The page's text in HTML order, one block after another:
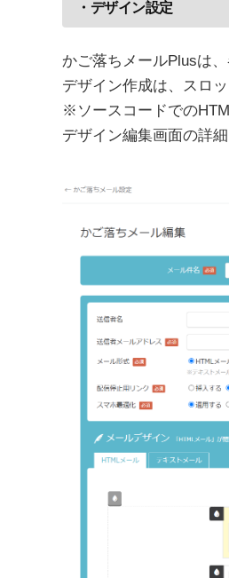
・デザイン設定
かご落ちメールPlusは
デザイン作成は、スロ
※ソースコードでの
デザイン編集画面の詳